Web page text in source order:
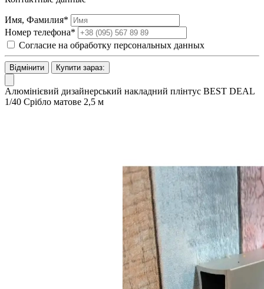
Имя, Фамилия*
Номер телефона*
Согласие на обработку персональных данных
Відмінити Купити зараз:
Алюмінієвий дизайнерський накладний плінтус BEST DEAL
1/40 Срібло матове 2,5 м